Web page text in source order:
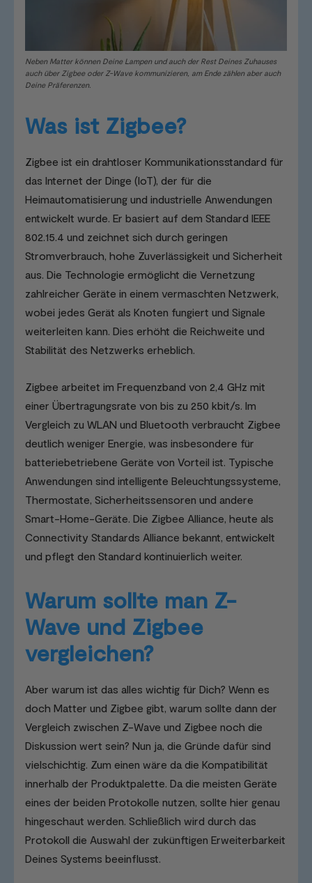
Neben Matter können Deine Lampen und auch der Rest Deines Zuhauses
auch über Zigbee oder Z-Wave kommunizieren, am Ende zählen aber auch
Deine Präferenzen.
Was ist Zigbee?
Zigbee ist ein drahtloser Kommunikationsstandard für
das Internet der Dinge (IoT), der für die
Heimautomatisierung und industrielle Anwendungen
entwickelt wurde. Er basiert auf dem Standard IEEE
802.15.4 und zeichnet sich durch geringen
Stromverbrauch, hohe Zuverlässigkeit und Sicherheit
aus. Die Technologie ermöglicht die Vernetzung
zahlreicher Geräte in einem vermaschten Netzwerk,
wobei jedes Gerät als Knoten fungiert und Signale
weiterleiten kann. Dies erhöht die Reichweite und
Stabilität des Netzwerks erheblich.
Zigbee arbeitet im Frequenzband von 2,4 GHz mit
einer Übertragungsrate von bis zu 250 kbit/s. Im
Vergleich zu WLAN und Bluetooth verbraucht Zigbee
deutlich weniger Energie, was insbesondere für
batteriebetriebene Geräte von Vorteil ist. Typische
Anwendungen sind intelligente Beleuchtungssysteme,
Thermostate, Sicherheitssensoren und andere
Smart-Home-Geräte. Die Zigbee Alliance, heute als
Connectivity Standards Alliance bekannt, entwickelt
und pflegt den Standard kontinuierlich weiter.
Warum sollte man Z-
Wave und Zigbee
vergleichen?
Aber warum ist das alles wichtig für Dich? Wenn es
doch Matter und Zigbee gibt, warum sollte dann der
Vergleich zwischen Z-Wave und Zigbee noch die
Diskussion wert sein? Nun ja, die Gründe dafür sind
vielschichtig. Zum einen wäre da die Kompatibilität
innerhalb der Produktpalette. Da die meisten Geräte
eines der beiden Protokolle nutzen, sollte hier genau
hingeschaut werden. Schließlich wird durch das
Protokoll die Auswahl der zukünftigen Erweiterbarkeit
Deines Systems beeinflusst.